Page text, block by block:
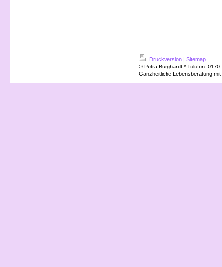
Druckversion | Sitemap
© Petra Burghardt * Telefon: 0170
Ganzheitliche Lebensberatung